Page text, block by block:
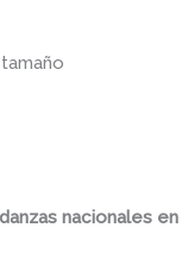
nacionales